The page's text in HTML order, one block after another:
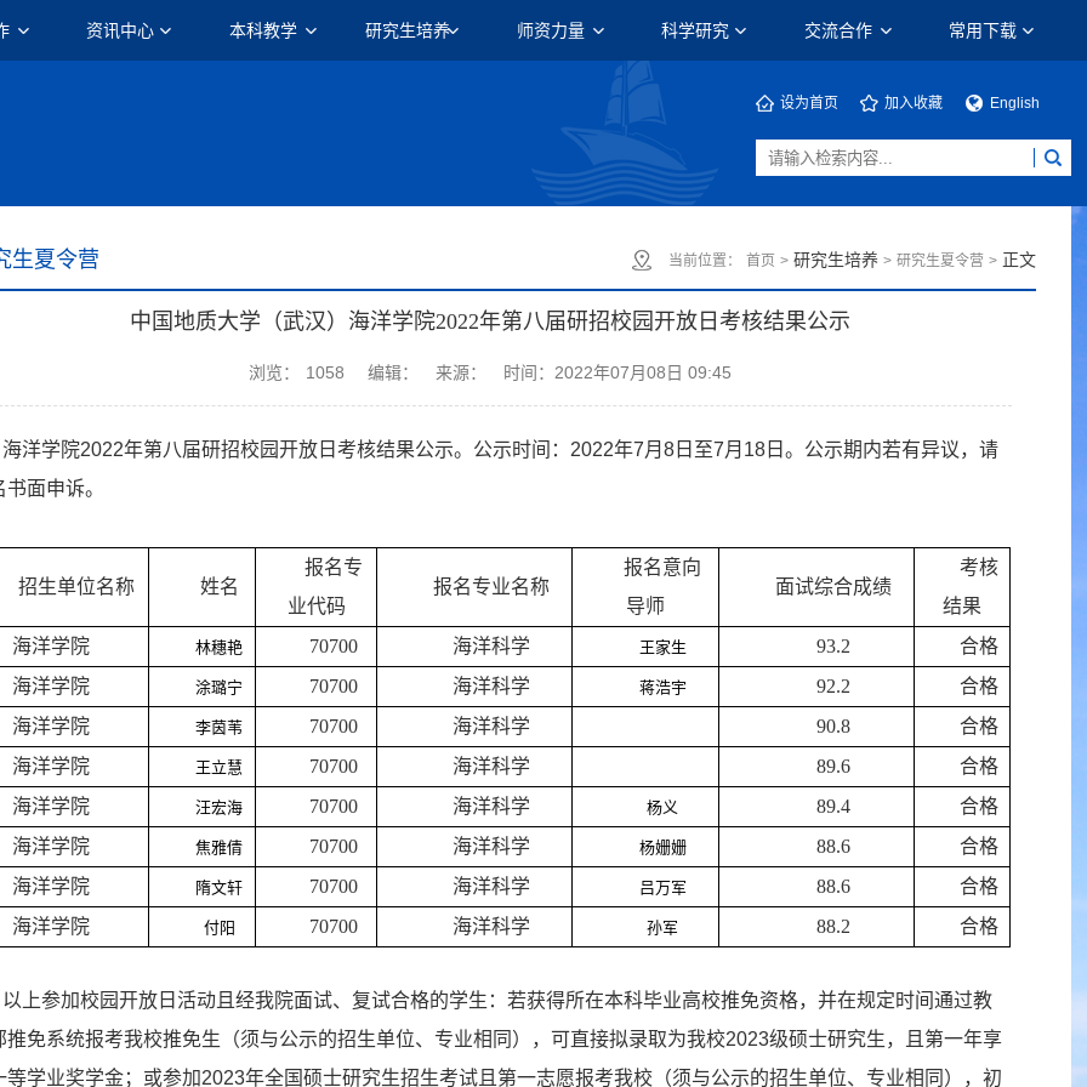
资讯中心 本科教学 研究生培养 师资力量 科学研究 交流合作 常用下载
设为首页 加入收藏 English
生夏令营 当前位置： 首页 >研究生培养 > 研究生夏令营 >正文
中国地质大学（武汉）海洋学院2022年第八届研招校园开放日考核结果公示
浏览： 1058 编辑： 来源： 时间：2022年07月08日 09:45
海洋学院2022年第八届研招校园开放日考核结果公示。公示时间：2022年7月8日至7月18日。公示期内若有异议，请
书面申诉。
招生单位名称 姓名
报名专
业代码
报名专业名称
报名意向
导师
面试综合成绩
考核
结果
海洋学院
林穗艳 70700 海洋科学 王家生 93.2
合格
海洋学院
涂璐宁 70700 海洋科学 蒋浩宇 92.2
合格
海洋学院
李茵苇 70700 海洋科学 90.8
合格
海洋学院
王立慧 70700 海洋科学 89.6
合格
海洋学院
汪宏海 70700 海洋科学 杨义 89.4
合格
海洋学院
焦雅倩 70700 海洋科学 杨姗姗 88.6
合格
海洋学院
隋文轩 70700 海洋科学 吕万军 88.6
合格
海洋学院
付阳 70700 海洋科学 孙军 88.2 合格
以上参加校园开放日活动且经我院面试、复试合格的学生： 若获得所在本科毕业高校推免资格，并在规定时间通过教
推免系统报考我校推免生（须与公示的招生单位、专业相同），可直接拟录取为我校2023级硕士研究生，且第一年享
等学业奖学金；或参加2023年全国硕士研究生招生考试且第一志愿报考我校（须与公示的招生单位、专业相同），初